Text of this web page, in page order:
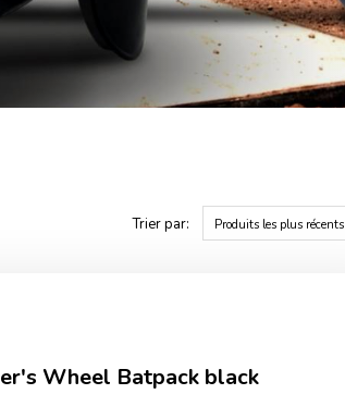
Trier par: Produits les plus récents
Wheel Batpack black